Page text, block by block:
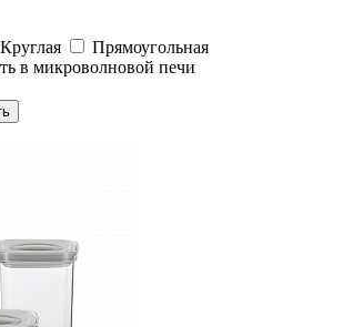
Круглая
Прямоугольная
в микроволновой печи